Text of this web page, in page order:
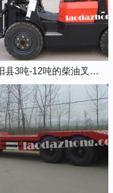
辽阳县3吨-12吨的柴油叉车出租